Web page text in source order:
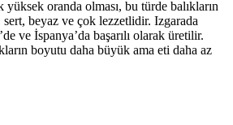
oranda olması, bu türde balıkların
beyaz ve çok lezzetlidir. Izgarada
ve İspanya’da başarılı olarak üretilir.
boyutu daha büyük ama eti daha az